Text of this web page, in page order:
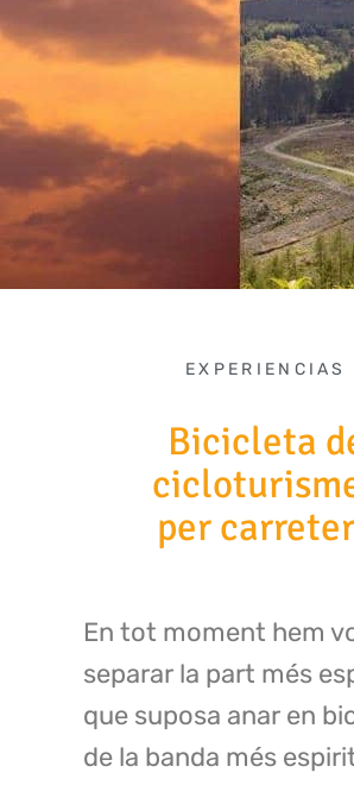
EXPERIENCIAS
Bicicleta
per
En tot moment hem
separar la part més
que suposa anar en
de la banda més